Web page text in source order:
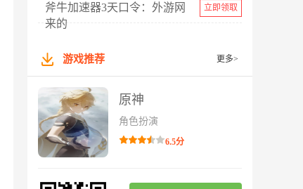
斧牛加速器3天口令：外游网
来的
立即领取
游戏推荐 更多>
原神
角色扮演
6.5分